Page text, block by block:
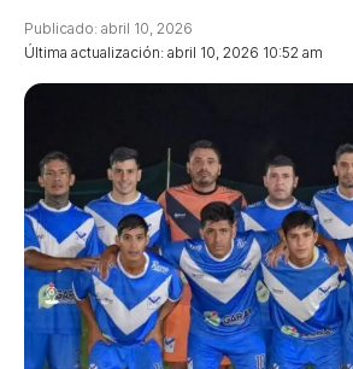
Última actualización: abril 10, 2026 10:52 am
Publicado: abril 10, 2026